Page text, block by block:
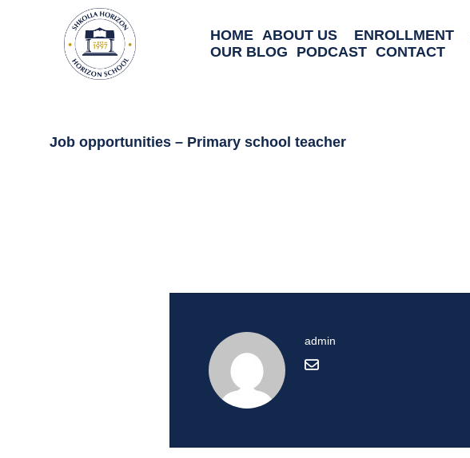
HOME ABOUT US ENROLLMENT
OUR BLOG
PODCAST CONTACT
Job opportunities – Primary school teacher
admin